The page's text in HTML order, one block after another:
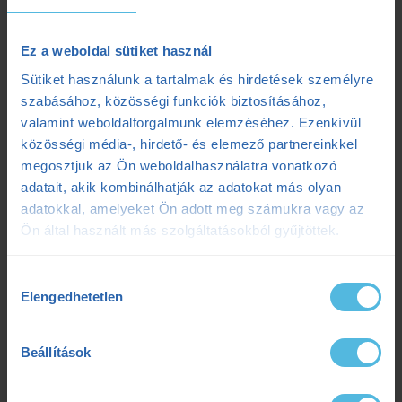
Ez a weboldal sütiket használ
Sütiket használunk a tartalmak és hirdetések személyre
szabásához, közösségi funkciók biztosításához,
valamint weboldalforgalmunk elemzéséhez. Ezenkívül
közösségi média-, hirdető- és elemező partnereinkkel
megosztjuk az Ön weboldalhasználatra vonatkozó
adatait, akik kombinálhatják az adatokat más olyan
adatokkal, amelyeket Ön adott meg számukra vagy az
Ön által használt más szolgáltatásokból gyűjtöttek.
kiválasztása
Elengedhetetlen
Beállítások
Kerékpáros laktátmérés: 3 dolog, amit a klasszikus mérések figyelmen
kívül hagynak
2025.07.08.
Szenvedés vagy siker? Egy adat elárulja a maratonod kimenetelét
2025.07.07.
Ultrabalaton 2025: Csengő István sikeres egyéni teljesítése 2025.05.06.
Címkék
edzés